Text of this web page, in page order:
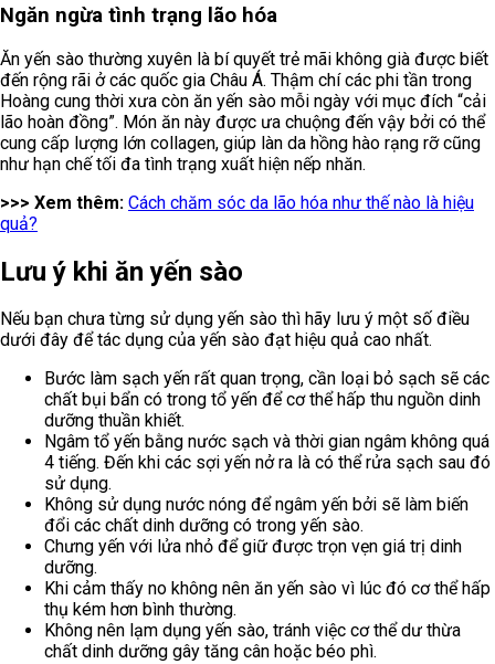
Ngăn ngừa tình trạng lão hóa
Ăn yến sào thường xuyên là bí quyết trẻ mãi không già được biết
đến rộng rãi ở các quốc gia Châu Á. Thậm chí các phi tần trong
Hoàng cung thời xưa còn ăn yến sào mỗi ngày với mục đích “cải
lão hoàn đồng”. Món ăn này được ưa chuộng đến vậy bởi có thể
cung cấp lượng lớn collagen, giúp làn da hồng hào rạng rỡ cũng
như hạn chế tối đa tình trạng xuất hiện nếp nhăn.
>>> Xem thêm: Cách chăm sóc da lão hóa như thế nào là hiệu
quả?
Lưu ý khi ăn yến sào
Nếu bạn chưa từng sử dụng yến sào thì hãy lưu ý một số điều
dưới đây để tác dụng của yến sào đạt hiệu quả cao nhất.
Bước làm sạch yến rất quan trọng, cần loại bỏ sạch sẽ các
chất bụi bẩn có trong tổ yến để cơ thể hấp thu nguồn dinh
dưỡng thuần khiết.
Ngâm tổ yến bằng nước sạch và thời gian ngâm không quá
4 tiếng. Đến khi các sợi yến nở ra là có thể rửa sạch sau đó
sử dụng.
Không sử dụng nước nóng để ngâm yến bởi sẽ làm biến
đổi các chất dinh dưỡng có trong yến sào.
Chưng yến với lửa nhỏ để giữ được trọn vẹn giá trị dinh
dưỡng.
Khi cảm thấy no không nên ăn yến sào vì lúc đó cơ thể hấp
thụ kém hơn bình thường.
Không nên lạm dụng yến sào, tránh việc cơ thể dư thừa
chất dinh dưỡng gây tăng cân hoặc béo phì.